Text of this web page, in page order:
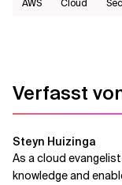
AWS​ Cloud
Verfasst
Steyn Huizinga
As a cloud
knowledge and